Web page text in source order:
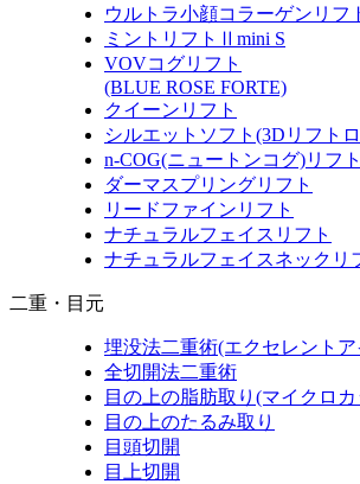
ウルトラ小顔コラーゲンリフ
ミントリフトⅡmini S
VOVコグリフト
(BLUE ROSE FORTE)
クイーンリフト
シルエットソフト (3Dリフト
n-COG(ニュートンコグ)リフト
ダーマスプリングリフト
リードファインリフト
ナチュラルフェイスリフト
ナチュラルフェイスネックリ
二重・目元
埋没法二重術(エクセレントア
全切開法二重術
目の上の脂肪取り (マイクロ
目の上のたるみ取り
目頭切開
目上切開